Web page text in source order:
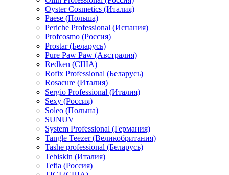
Oyster Cosmetics (Италия)
Paese (Польша)
Periche Professional (Испания)
Profcosmo (Россия)
Prostar (Беларусь)
Pure Paw Paw (Австралия)
Redken (США)
Rofix Professional (Беларусь)
Rosacure (Италия)
Sergio Professional (Италия)
Sexy (Россия)
Soleo (Польша)
SUNUV
System Professional (Германия)
Tangle Teezer (Великобритания)
Tashe professional (Беларусь)
Tebiskin (Италия)
Tefia (Россия)